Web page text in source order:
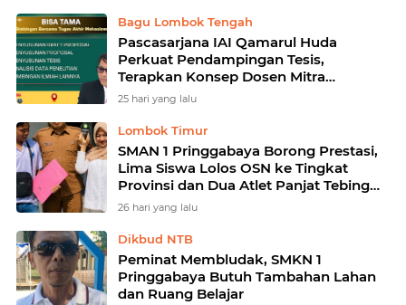
Bagu Lombok Tengah
Pascasarjana IAI Qamarul Huda
Perkuat Pendampingan Tesis,
Terapkan Konsep Dosen Mitra
Akademik untuk Percepat Kelulusan
25 hari yang lalu
Lombok Timur
SMAN 1 Pringgabaya Borong Prestasi,
Lima Siswa Lolos OSN ke Tingkat
Provinsi dan Dua Atlet Panjat Tebing
Raih Juara O2SN
26 hari yang lalu
Dikbud NTB
Peminat Membludak, SMKN 1
Pringgabaya Butuh Tambahan Lahan
dan Ruang Belajar ‎